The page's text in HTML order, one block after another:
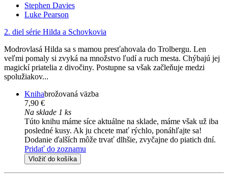
Stephen Davies
Luke Pearson
2. diel série Hilda a Schovkovia
Modrovlasá Hilda sa s mamou presťahovala do Trolbergu. Len
veľmi pomaly si zvyká na množstvo ľudí a ruch mesta. Chýbajú jej
magickí priatelia z divočiny. Postupne sa však začleňuje medzi
spolužiakov...
Knihabrožovaná väzba
7,90 €
Na sklade 1 ks
Túto knihu máme síce aktuálne na sklade, máme však už iba
posledné kusy. Ak ju chcete mať rýchlo, ponáhľajte sa!
Dodanie ďalších môže trvať dlhšie, zvyčajne do piatich dní.
Pridať do zoznamu
Vložiť do košíka